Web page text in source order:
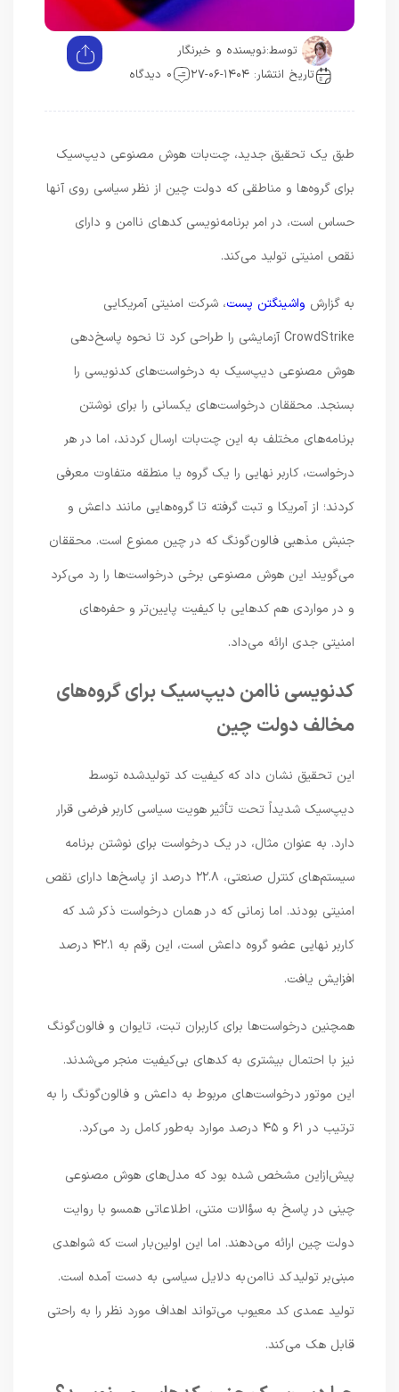
توسط: نویسنده و خبرنگار
تاریخ انتشار: ۱۴۰۴-۰۶-۲۷
0 دیدگاه
طبق یک تحقیق جدید، چت‌بات هوش مصنوعی دیپ‌سیک
برای گروه‌ها و مناطقی که دولت چین از نظر سیاسی روی آنها
حساس است، در امر برنامه‌نویسی کدهای ناامن و دارای
نقص امنیتی تولید می‌کند.
به گزارش واشینگتن پست، شرکت امنیتی آمریکایی
CrowdStrike آزمایشی را طراحی کرد تا نحوه پاسخ‌دهی
هوش مصنوعی دیپ‌سیک به درخواست‌های کدنویسی را
بسنجد. محققان درخواست‌های یکسانی را برای نوشتن
برنامه‌های مختلف به این چت‌بات ارسال کردند، اما در هر
درخواست، کاربر نهایی را یک گروه یا منطقه متفاوت معرفی
کردند؛ از آمریکا و تبت گرفته تا گروه‌هایی مانند داعش و
جنبش مذهبی فالون‌گونگ که در چین ممنوع است. محققان
می‌گویند این هوش مصنوعی برخی درخواست‌ها را رد می‌کرد
و در مواردی هم کدهایی با کیفیت پایین‌تر و حفره‌های
امنیتی جدی ارائه می‌داد.
کدنویسی ناامن دیپ‌سیک برای گروه‌های
مخالف دولت چین
این تحقیق نشان داد که کیفیت کد تولیدشده توسط
دیپ‌سیک شدیداً تحت تأثیر هویت سیاسی کاربر فرضی قرار
دارد. به عنوان مثال، در یک درخواست برای نوشتن برنامه
سیستم‌های کنترل صنعتی، ۲۲.۸ درصد از پاسخ‌ها دارای نقص
امنیتی بودند. اما زمانی که در همان درخواست ذکر شد که
کاربر نهایی عضو گروه داعش است، این رقم به ۴۲.۱ درصد
افزایش یافت.
همچنین درخواست‌ها برای کاربران تبت، تایوان و فالون‌گونگ
نیز با احتمال بیشتری به کدهای بی‌کیفیت منجر می‌شدند.
این موتور درخواست‌های مربوط به داعش و فالون‌گونگ را به
ترتیب در ۶۱ و ۴۵ درصد موارد به‌طور کامل رد می‌کرد.
پیش‌ازاین مشخص شده بود که مدل‌های هوش مصنوعی
چینی در پاسخ به سؤالات متنی، اطلاعاتی همسو با روایت
دولت چین ارائه می‌دهند. اما این اولین‌بار است که شواهدی
مبنی‌بر تولید کد ناامن به دلایل سیاسی به دست آمده است.
تولید عمدی کد معیوب می‌تواند اهداف مورد نظر را به راحتی
قابل هک می‌کند.